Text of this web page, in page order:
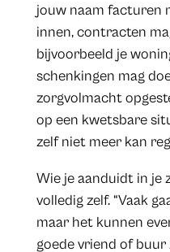
jouw naam facturen
innen, contracten
bijvoorbeeld je
schenkingen mag
zorgvolmacht
op een kwetsbare
zelf niet meer kan
Wie je aanduidt in je
volledig zelf. “Vaak
maar het kunnen
goede vriend of buur